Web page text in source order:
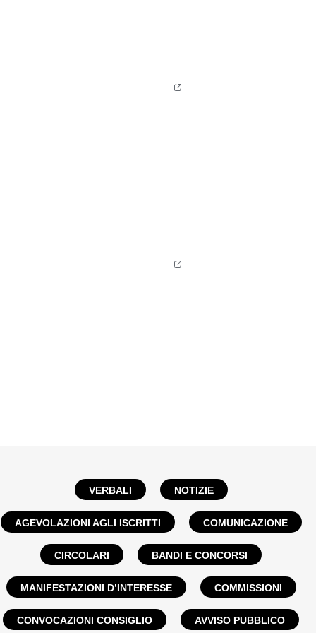
VERBALI NOTIZIE
AGEVOLAZIONI AGLI ISCRITTI COMUNICAZIONE
CIRCOLARI BANDI E CONCORSI
MANIFESTAZIONI D’INTERESSE COMMISSIONI
CONVOCAZIONI CONSIGLIO AVVISO PUBBLICO